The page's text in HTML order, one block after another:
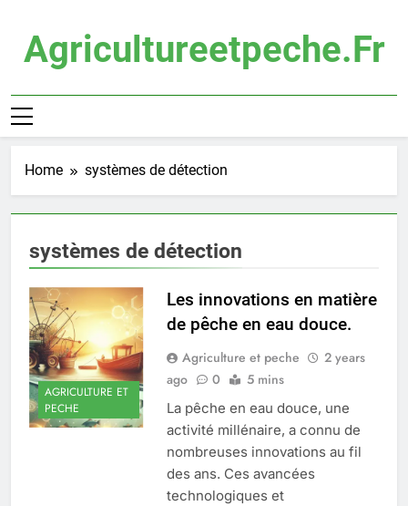
contentAgricultureetpeche.fr
Home systèmes de détection
systèmes de détection
AGRICULTURE ET
PECHE
Les innovations en matière
de pêche en eau douce.
Agriculture et peche
2 years
ago
0 5 mins
La pêche en eau douce, une
activité millénaire, a connu de
nombreuses innovations au fil
des ans. Ces avancées
technologiques et